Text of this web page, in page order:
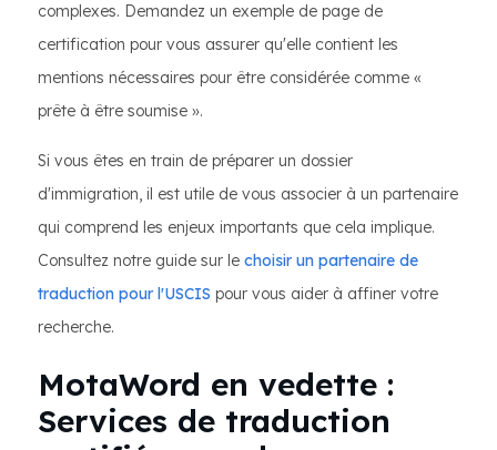
complexes. Demandez un exemple de page de
certification pour vous assurer qu'elle contient les
mentions nécessaires pour être considérée comme «
prête à être soumise ».
Si vous êtes en train de préparer un dossier
d'immigration, il est utile de vous associer à un partenaire
qui comprend les enjeux importants que cela implique.
Consultez notre guide sur le choisir un partenaire de
traduction pour l'USCIS pour vous aider à affiner votre
recherche.
MotaWord en vedette :
Services de traduction